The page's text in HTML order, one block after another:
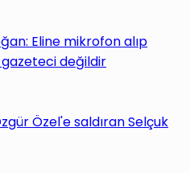
Eline mikrofon alıp
değildir
Özel'e saldıran Selçuk